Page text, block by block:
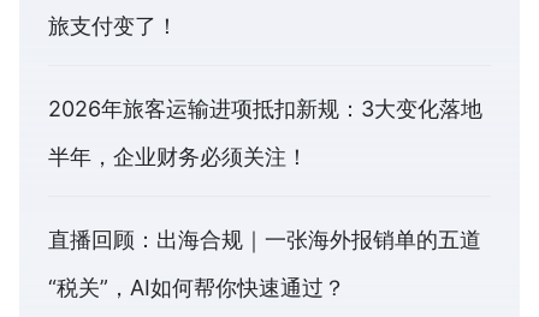
旅支付变了！
2026年旅客运输进项抵扣新规：3大变化落地
半年，企业财务必须关注！
直播回顾：出海合规｜一张海外报销单的五道
“税关”，AI如何帮你快速通过？